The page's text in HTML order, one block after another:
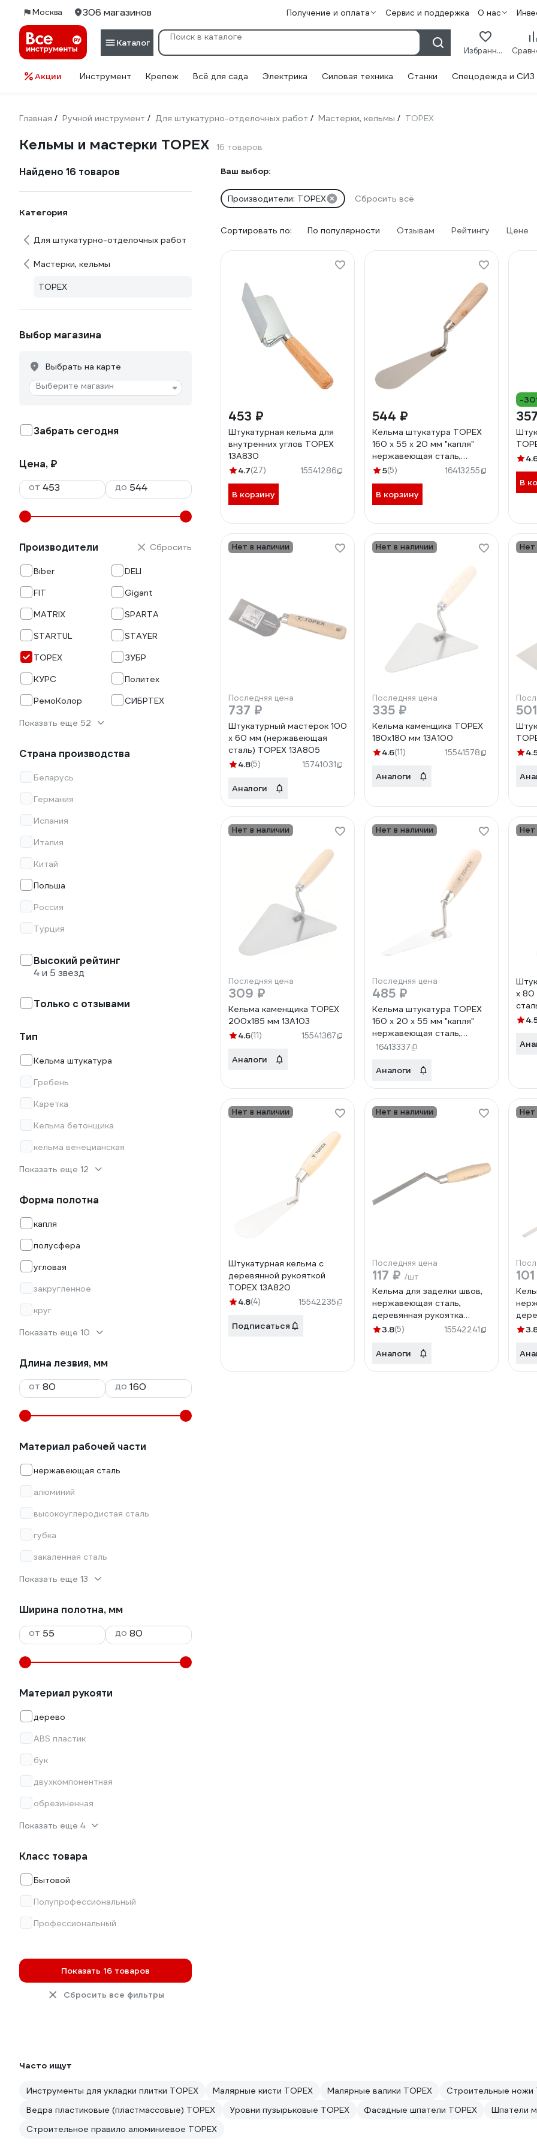
Москва 306 магазинов Получение и оплата Сервис и поддержка О нас
Каталог
Избранное
Акции Инструмент Крепеж Всё для сада Электрика Силовая техника Станки Спецодежда и СИЗ
Главная / Ручной инструмент / Для штукатурно-отделочных работ / Мастерки, кельмы / TOPEX
Кельмы и мастерки TOPEX 16 товаров
Найдено 16 товаров
Категория
Для штукатурно-отделочных работ
Мастерки, кельмы
TOPEX
Выбор магазина
Выбрать на карте
Выберите магазин
Забрать сегодня
Цена, ₽
от
до
Производители
Biber
DELI
FIT
Gigant
MATRIX
SPARTA
STARTUL
STAYER
TOPEX
ЗУБР
КУРС
Политех
РемоКолор
СИБРТЕХ
Показать еще 52
Сбросить
Страна производства
Беларусь
Германия
Испания
Италия
Китай
Польша
Россия
Турция
Высокий рейтинг
4 и 5 звезд
Только с отзывами
Тип
Кельма штукатура
Гребень
Каретка
Кельма бетонщика
кельма венецианская
Показать еще 12
Форма полотна
капля
полусфера
угловая
закругленное
круг
Показать еще 10
Длина лезвия, мм
от
до
Материал рабочей части
нержавеющая сталь
алюминий
высокоуглеродистая сталь
губка
закаленная сталь
Показать еще 13
Ширина полотна, мм
от
до
Материал рукояти
дерево
ABS пластик
бук
двухкомпонентная
обрезиненная
Показать еще 4
Класс товара
Бытовой
Полупрофессиональный
Профессиональный
Показать 16 товаров
Сбросить все фильтры
Ваш выбор:
Производители: TOPEX Сбросить всё
Сортировать по: По популярности Отзывам Рейтингу Цене
453 ₽
Штукатурная кельма для
внутренних углов TOPEX
13A830
4.7(27) 15541286
В корзину
544 ₽
Кельма штукатура TOPEX
160 x 55 x 20 мм "капля"
нержавеющая сталь,
деревянная ручка 13A589
5(5) 16413255
В корзину
-
В
Нет в наличии
Последняя цена
737 ₽
Штукатурный мастерок 100
x 60 мм (нержавеющая
сталь) TOPEX 13A805
4.8(5) 15741031
Аналоги
Нет в наличии
Последняя цена
335 ₽
Кельма каменщика TOPEX
180x180 мм 13A100
4.6(11) 15541578
Аналоги
Нет
Нет в наличии
Последняя цена
309 ₽
Кельма каменщика TOPEX
200x185 мм 13A103
4.6(11) 15541367
Аналоги
Нет в наличии
Последняя цена
485 ₽
Кельма штукатура TOPEX
160 x 20 x 55 мм "капля"
нержавеющая сталь,
деревянная ручка 13A588
16413337
Аналоги
Нет
x 80
Нет в наличии
Штукатурная кельма с
деревянной рукояткой
TOPEX 13A820
4.8(4) 15542235
Подписаться
Нет в наличии
Последняя цена
117 ₽ /шт
Кельма для заделки швов,
нержавеющая сталь,
деревянная рукоятка
TOPEX 13A576
3.8(5) 15542241
Аналоги
Нет
Часто ищут
Инструменты для укладки плитки TOPEX Малярные кисти TOPEX Малярные валики TOPEX
Строительные ножи
Ведра пластиковые (пластмассовые) TOPEX
Уровни пузырьковые TOPEX Фасадные шпатели TOPEX
Шпатели
Строительное правило алюминиевое TOPEX